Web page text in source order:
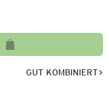
GUT KOMBINIERT